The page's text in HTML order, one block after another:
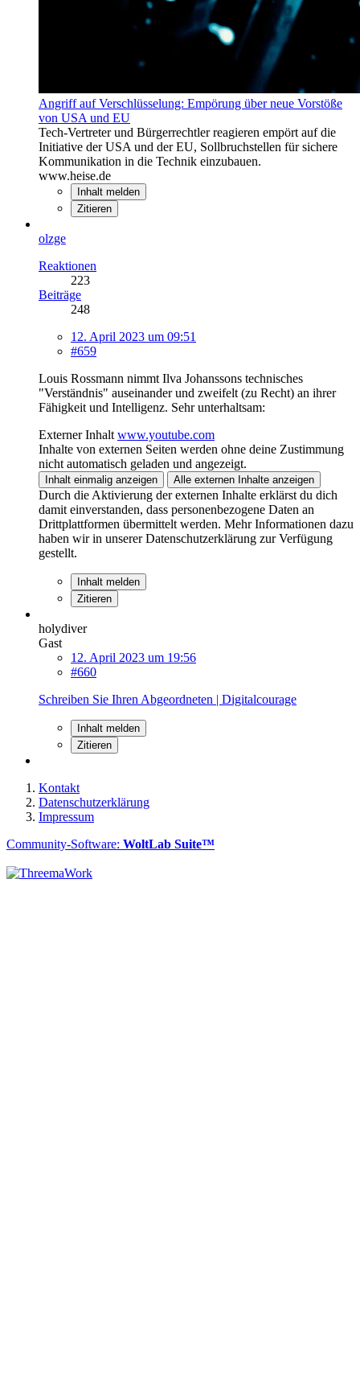
Angriff auf Verschlüsselung: Empörung über neue Vorstöße
von USA und EU
Tech-Vertreter und Bürgerrechtler reagieren empört auf die
Initiative der USA und der EU, Sollbruchstellen für sichere
Kommunikation in die Technik einzubauen.
www.heise.de
Inhalt melden
Zitieren
olzge
Reaktionen
223
Beiträge
248
12. April 2023 um 09:51
#659
Louis Rossmann nimmt Ilva Johanssons technisches
"Verständnis" auseinander und zweifelt (zu Recht) an ihrer
Fähigkeit und Intelligenz. Sehr unterhaltsam:
Externer Inhalt www.youtube.com
Inhalte von externen Seiten werden ohne deine Zustimmung
nicht automatisch geladen und angezeigt.
Inhalt einmalig anzeigen Alle externen Inhalte anzeigen
Durch die Aktivierung der externen Inhalte erklärst du dich
damit einverstanden, dass personenbezogene Daten an
Drittplattformen übermittelt werden. Mehr Informationen dazu
haben wir in unserer Datenschutzerklärung zur Verfügung
gestellt.
Inhalt melden
Zitieren
holydiver
Gast
12. April 2023 um 19:56
#660
Schreiben Sie Ihren Abgeordneten | Digitalcourage
Inhalt melden
Zitieren
Kontakt
Datenschutzerklärung
Impressum
Community-Software: WoltLab Suite™